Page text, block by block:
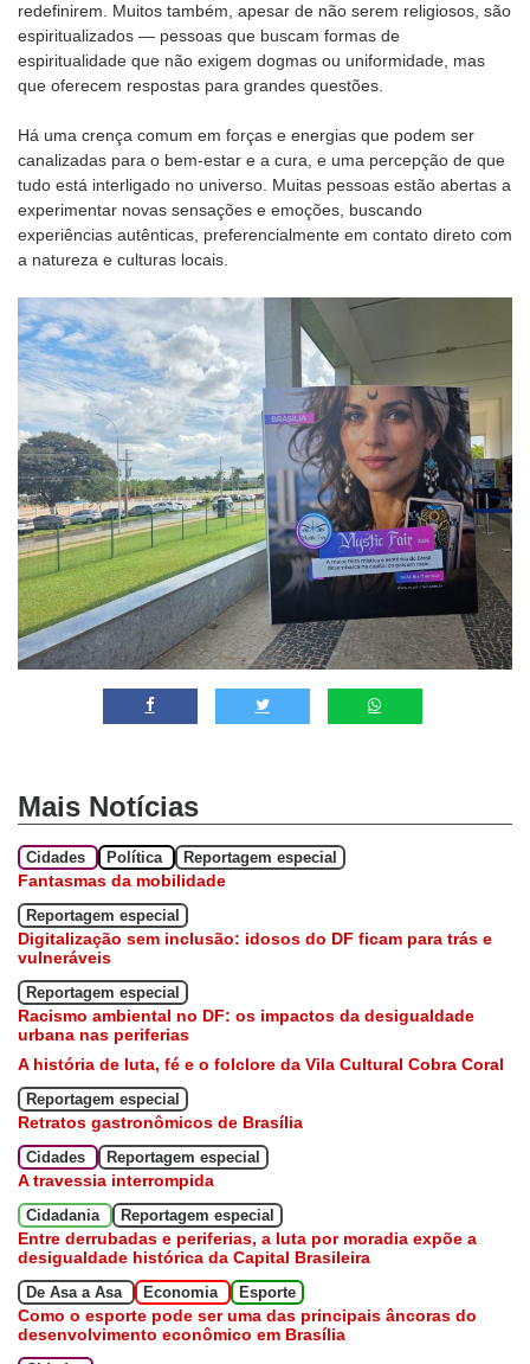
redefinirem. Muitos também, apesar de não serem religiosos, são
espiritualizados — pessoas que buscam formas de
espiritualidade que não exigem dogmas ou uniformidade, mas
que oferecem respostas para grandes questões.
Há uma crença comum em forças e energias que podem ser
canalizadas para o bem-estar e a cura, e uma percepção de que
tudo está interligado no universo. Muitas pessoas estão abertas a
experimentar novas sensações e emoções, buscando
experiências autênticas, preferencialmente em contato direto com
a natureza e culturas locais.
Mais Notícias
Cidades Política Reportagem especial
Fantasmas da mobilidade
Reportagem especial
Digitalização sem inclusão: idosos do DF ficam para trás e
vulneráveis
Reportagem especial
Racismo ambiental no DF: os impactos da desigualdade
urbana nas periferias
A história de luta, fé e o folclore da Vila Cultural Cobra Coral
Reportagem especial
Retratos gastronômicos de Brasília
Cidades Reportagem especial
A travessia interrompida
Cidadania Reportagem especial
Entre derrubadas e periferias, a luta por moradia expõe a
desigualdade histórica da Capital Brasileira
De Asa a Asa Economia Esporte
Como o esporte pode ser uma das principais âncoras do
desenvolvimento econômico em Brasília